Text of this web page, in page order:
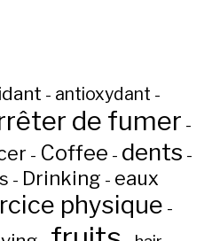
- antioxydant -
de fumer -
- Coffee - dents -
- Drinking - eaux
physique -